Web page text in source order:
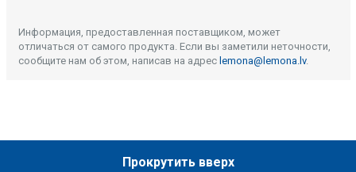
Информация, предоставленная поставщиком, может
отличаться от самого продукта. Если вы заметили неточности,
сообщите нам об этом, написав на адрес lemona@lemona.lv.
Прокрутить вверх